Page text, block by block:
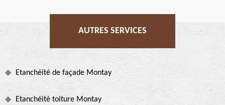
AUTRES SERVICES
Etanchéité de façade Montay
Etanchéité toiture Montay